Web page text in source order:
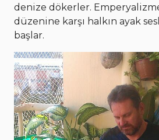
denize dökerler.
düzenine karşı halkın ayak
başlar.